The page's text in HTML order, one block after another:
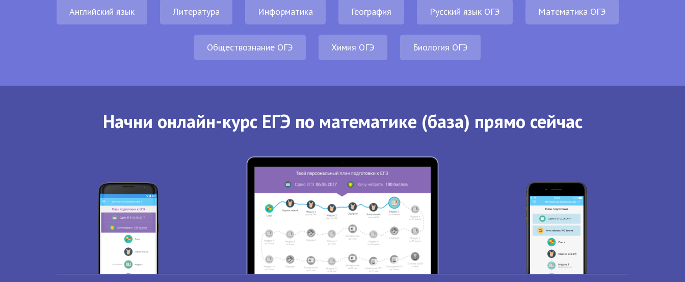
Английский язык Литература Информатика География Русский язык ОГЭ Математика ОГЭ
Обществознание ОГЭ Химия ОГЭ Биология ОГЭ
Начни онлайн-курс ЕГЭ по математике (база) прямо сейчас